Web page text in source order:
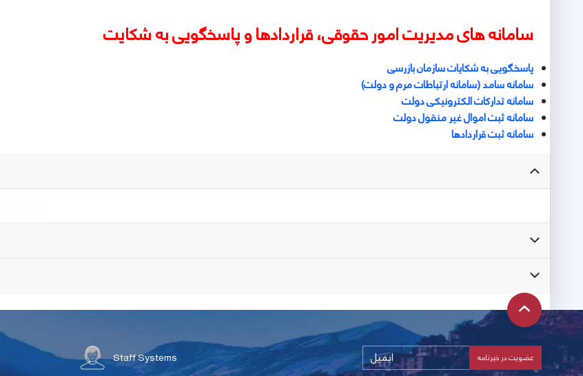
سامانه های مدیریت امور حقوقی، قراردادها و پاسخگویی به شکایت
پاسخگویی به شكايات سازمان بازرسی
سامانه سامد (سامانه ارتباطات مرم و دولت)
سامانه تداركات الكترونيكی دولت
سامانه ثبت اموال غير منقول دولت
سامانه ثبت قراردادها
Staff Systems